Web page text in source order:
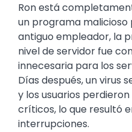
Ron está
un programa malicioso
antiguo empleador, la
nivel de servidor fue
innecesaria para los
Días después, un virus
y los usuarios
críticos, lo que resultó
interrupciones.